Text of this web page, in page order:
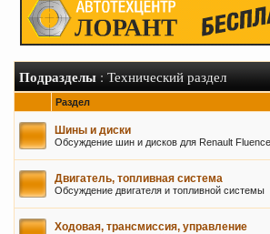
Подразделы: Технический раздел
Раздел
Шины и диски
Обсуждение шин и дисков для Renault Fluence
Двигатель, топливная система
Обсуждение двигателя и топливной системы
Ходовая, трансмиссия, управление